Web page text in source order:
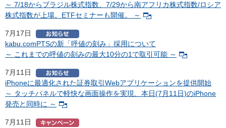
～ 7/18からブラジル株式指数、7/29から南アフリカ株式指数/ロシア
株式指数が上場。ETFセミナーも開催。 ～
7月17日
kabu.comPTSの新「呼値の刻み」採用について
～ これまでの呼値の刻みの最大10分の1で取引可能 ～
7月11日
iPhoneに最適化された証券取引Webアプリケーションを提供開始
～ タッチパネルで軽快な画面操作を実現、本日(7月11日)のiPhone
発売と同時に ～
7月11日